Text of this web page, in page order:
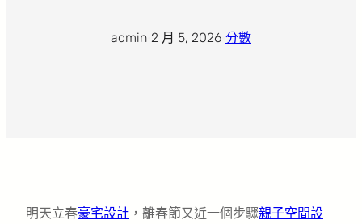
admin 2 月 5, 2026 分數
明天立春豪宅設計 ，離春節又近一個步驟親子空間設